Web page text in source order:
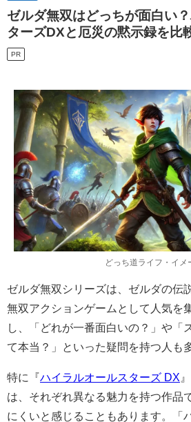
ゼルダ無双はどっちが面白い
ターズDXと厄災の黙示録を比
PR
どっち道ライフ・イメ
ゼルダ無双シリーズは、ゼルダの伝
無双アクションゲームとして人気を
し、「どれが一番面白いの？」や「
て本当？」といった疑問を持つ人も
特に『ハイラルオールスターズ DX
は、それぞれ異なる魅力を持つ作品
にくいと感じることもあります。「